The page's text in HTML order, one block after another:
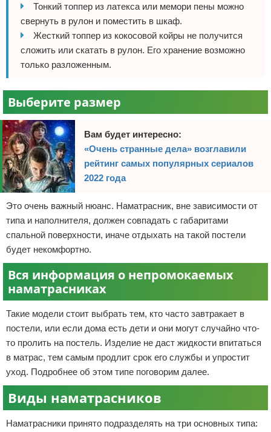
Тонкий топпер из латекса или мемори пены можно
свернуть в рулон и поместить в шкаф.
Жесткий топпер из кокосовой койры не получится
сложить или скатать в рулон. Его хранение возможно
только разложенным.
Выберите размер
Вам будет интересно:
«‎Очень странные дела»‎ возглавили
рейтинг самых популярных сериалов
2022 года
Это очень важный нюанс. Наматрасник, вне зависимости от
типа и наполнителя, должен совпадать с габаритами
спальной поверхности, иначе отдыхать на такой постели
будет некомфортно.
Вся информация о непромокаемых
наматрасниках
Такие модели стоит выбрать тем, кто часто завтракает в
постели, или если дома есть дети и они могут случайно что-
то пролить на постель. Изделие не даст жидкости впитаться
в матрас, тем самым продлит срок его службы и упростит
уход. Подробнее об этом типе поговорим далее.
Виды наматрасников
Наматрасники принято подразделять на три основных типа: